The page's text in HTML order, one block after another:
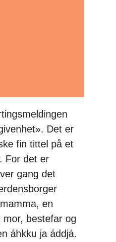
Det er
fin tittel på et
For det er
gang det
en
bestefar og
áhkku ja áddjá.